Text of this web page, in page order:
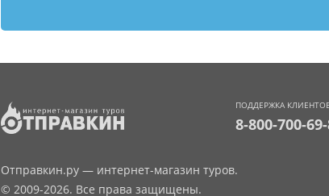
ПОДДЕРЖКА
8-800-700-
Отправкин.ру — интернет-магазин туров.
© 2009-2026. Все права защищены.